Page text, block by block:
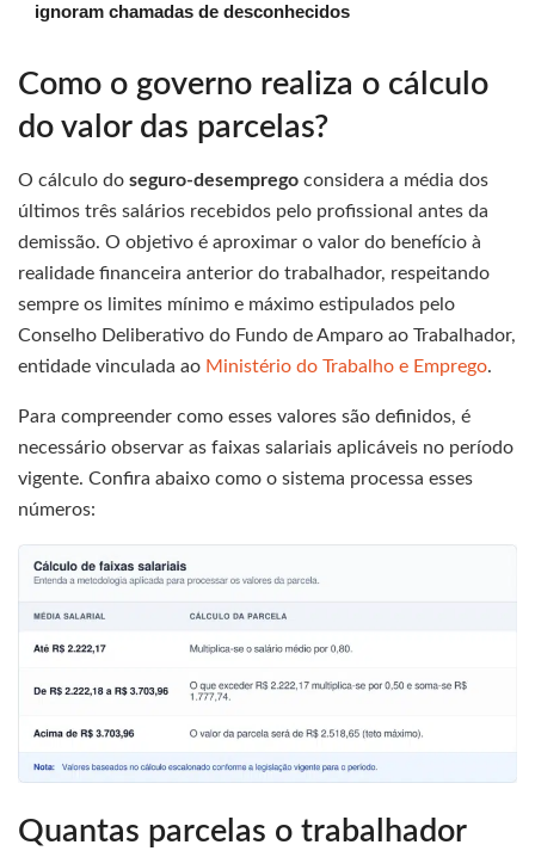
ignoram chamadas de desconhecidos
Como o governo realiza o cálculo
do valor das parcelas?
O cálculo do seguro-desemprego considera a média dos
últimos três salários recebidos pelo profissional antes da
demissão. O objetivo é aproximar o valor do benefício à
realidade financeira anterior do trabalhador, respeitando
sempre os limites mínimo e máximo estipulados pelo
Conselho Deliberativo do Fundo de Amparo ao Trabalhador,
entidade vinculada ao Ministério do Trabalho e Emprego.
Para compreender como esses valores são definidos, é
necessário observar as faixas salariais aplicáveis no período
vigente. Confira abaixo como o sistema processa esses
números:
Quantas parcelas o trabalhador